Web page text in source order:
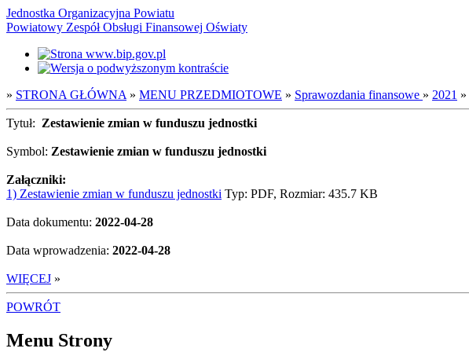
Jednostka Organizacyjna Powiatu
Powiatowy Zespół Obsługi Finansowej Oświaty
» STRONA GŁÓWNA » MENU PRZEDMIOTOWE » Sprawozdania finansowe » 2021 »
Tytuł: Zestawienie zmian w funduszu jednostki
Symbol: Zestawienie zmian w funduszu jednostki
Załączniki:
1) Zestawienie zmian w funduszu jednostki Typ: PDF, Rozmiar: 435.7 KB
Data dokumentu: 2022-04-28
Data wprowadzenia: 2022-04-28
WIĘCEJ »
POWRÓT
Menu Strony